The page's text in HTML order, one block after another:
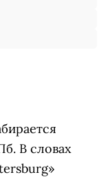
В словах